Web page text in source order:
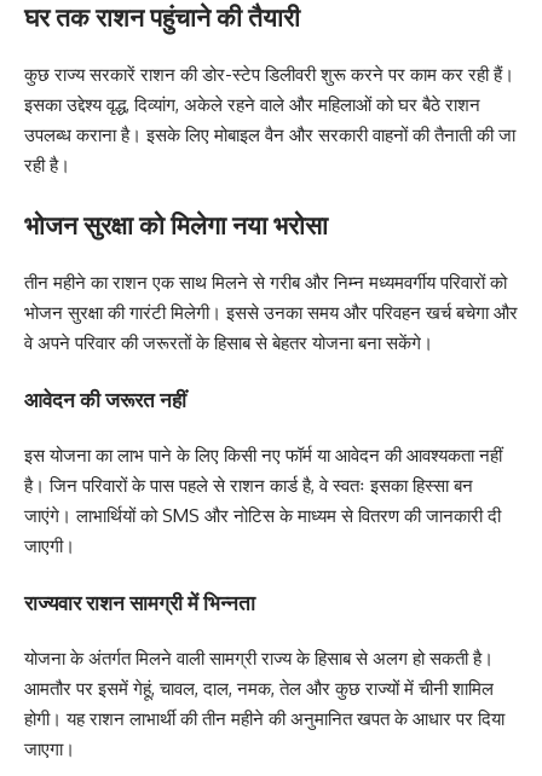
घर तक राशन पहुंचाने की तैयारी
कुछ राज्य सरकारें राशन की डोर-स्टेप डिलीवरी शुरू करने पर काम कर रही हैं।
इसका उद्देश्य वृद्ध, दिव्यांग, अकेले रहने वाले और महिलाओं को घर बैठे राशन
उपलब्ध कराना है। इसके लिए मोबाइल वैन और सरकारी वाहनों की तैनाती की जा
रही है।
भोजन सुरक्षा को मिलेगा नया भरोसा
तीन महीने का राशन एक साथ मिलने से गरीब और निम्न मध्यमवर्गीय परिवारों को
भोजन सुरक्षा की गारंटी मिलेगी। इससे उनका समय और परिवहन खर्च बचेगा और
वे अपने परिवार की जरूरतों के हिसाब से बेहतर योजना बना सकेंगे।
आवेदन की जरूरत नहीं
इस योजना का लाभ पाने के लिए किसी नए फॉर्म या आवेदन की आवश्यकता नहीं
है। जिन परिवारों के पास पहले से राशन कार्ड है, वे स्वतः इसका हिस्सा बन
जाएंगे। लाभार्थियों को SMS और नोटिस के माध्यम से वितरण की जानकारी दी
जाएगी।
राज्यवार राशन सामग्री में भिन्नता
योजना के अंतर्गत मिलने वाली सामग्री राज्य के हिसाब से अलग हो सकती है।
आमतौर पर इसमें गेहूं, चावल, दाल, नमक, तेल और कुछ राज्यों में चीनी शामिल
होगी। यह राशन लाभार्थी की तीन महीने की अनुमानित खपत के आधार पर दिया
जाएगा।